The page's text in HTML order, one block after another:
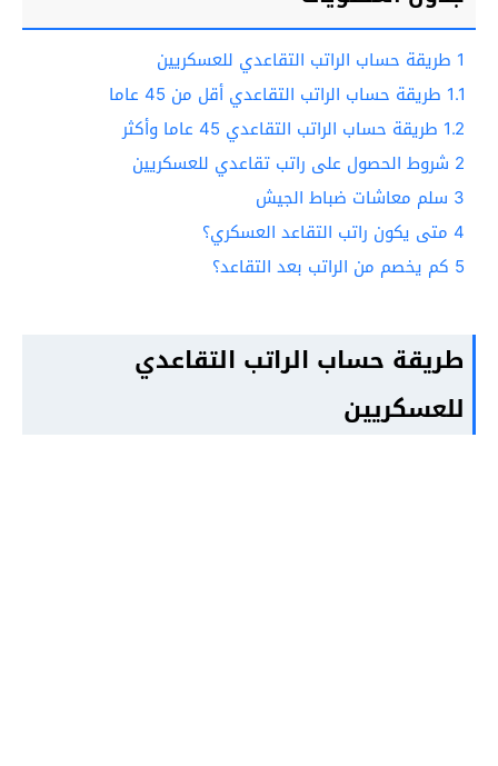
1 طريقة حساب الراتب التقاعدي للعسكريين
1.1 طريقة حساب الراتب التقاعدي أقل من 45 عاما
1.2 طريقة حساب الراتب التقاعدي 45 عاما وأكثر
2 شروط الحصول على راتب تقاعدي للعسكريين
3 سلم معاشات ضباط الجيش
4 متى يكون راتب التقاعد العسكري؟
5 كم يخصم من الراتب بعد التقاعد؟
طريقة حساب الراتب التقاعدي
للعسكريين